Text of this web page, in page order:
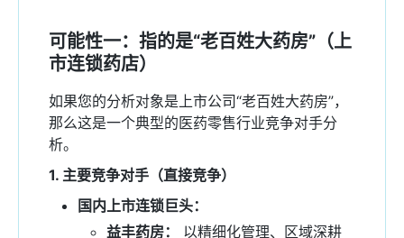
可能性一：指的是“老百姓大药房”（上
市连锁药店）
如果您的分析对象是上市公司“老百姓大药房”，
那么这是一个典型的医药零售行业竞争对手分
析。
1. 主要竞争对手（直接竞争）
国内上市连锁巨头：
益丰药房：
以精细化管理、区域深耕